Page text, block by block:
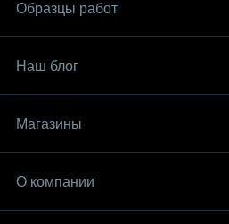
Образцы работ
Наш блог
Магазины
О компании